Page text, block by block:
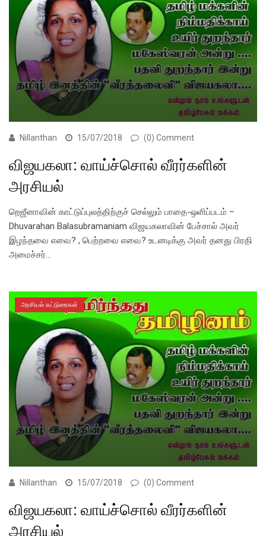
Nillanthan 15/07/2018 (0) Comment
விஜயகலா: வாய்ச்சொல் வீரர்களின்
அரசியல்
றெஜீனாவின் காட்டுப்புலத்திற்குச் செல்லும் பாதை-ஒளிப்படம் –
Dhuvarahan Balasubramaniam விஜயகலாவின் பேச்சால் அவர்
இழந்தவை எவை? , பெற்றவை எவை? உடனடிக்கு அவர் தனது பிரதி
அமைச்சர்…
அரசியல் கட்டுரைகள்
Nillanthan 15/07/2018 (0) Comment
விஜயகலா: வாய்ச்சொல் வீரர்களின்
அரசியல்